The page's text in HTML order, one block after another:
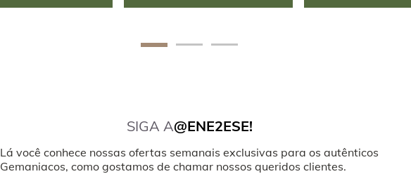
SIGA A@ENE2ESE!
Lá você conhece nossas ofertas semanais exclusivas para os autênticos
Gemaniacos, como gostamos de chamar nossos queridos clientes.